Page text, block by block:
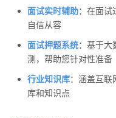
面试实时辅助：在面试
自信从容
面试押题系统：基于大
测，帮助您针对性准备
行业知识库：涵盖互联
库和知识点